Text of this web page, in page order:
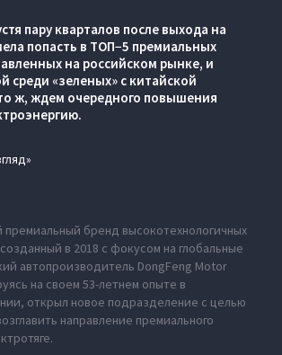
пару кварталов после выхода на
попасть в ТОП−5 премиальных
на российском рынке, и
среди «зеленых» с китайской
ж, ждем очередного повышения
премиальный бренд высокотехнологичных
в 2018 с фокусом на глобальные
автопроизводитель DongFeng Motor
на своем 53-летнем опыте в
открыл новое подразделение с целью
направление премиального